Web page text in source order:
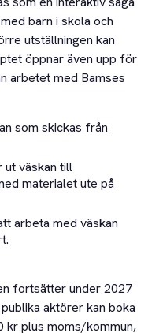
barn i skola och
utställningen kan
öppnar även upp för
arbetet med Bamses
som skickas från
ut väskan till
materialet ute på
arbeta med väskan
fortsätter under 2027
aktörer kan boka
kr plus moms/kommun,